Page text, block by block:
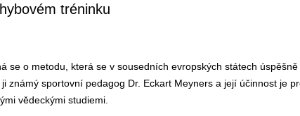
tréninku
se o metodu, která se v sousedních evropských státech úspěšně
ji známý sportovní pedagog Dr. Eckart Meyners a její účinnost je
vědeckými studiemi.